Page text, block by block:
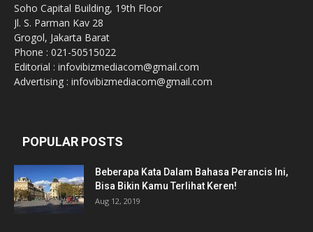
Soho Capital Building, 19th Floor
Jl. S. Parman Kav 28
Grogol, Jakarta Barat
Phone : 021-50515022
Editorial : infovibizmediacom@gmail.com
Advertising : infovibizmediacom@gmail.com
POPULAR POSTS
Beberapa Kata Dalam Bahasa Perancis Ini,
Bisa Bikin Kamu Terlihat Keren!
Aug 12, 2019